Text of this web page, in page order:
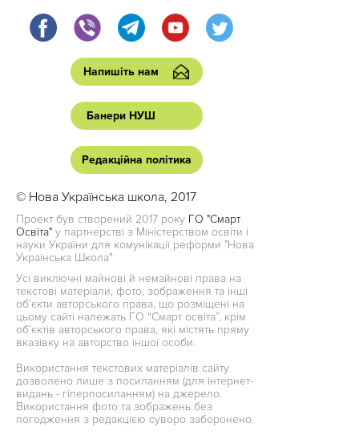
Напишіть нам
Банери НУШ
Редакційна політика
© Нова Українська школа, 2017
Проект був створений 2017 року ГО "Смарт
Освіта" у партнерстві з Міністерством освіти і
науки України для комунікації реформи "Нова
Українська Школа"
Усі виключні майнові й немайнові права на
текстові матеріали, фото, зображення та інші
об’єкти авторського права, що розміщені на
цьому сайті належать ГО “Смарт освіта”, крім
об’єктів авторського права, які містять пряму
вказівку на авторство іншої особи.
Використання текстових матеріалів сайту
дозволено лише з посиланням (для інтернет-
видань - гіперпосиланням) на джерело.
Використання фото та зображень без
погодження з редакцією суворо заборонено.